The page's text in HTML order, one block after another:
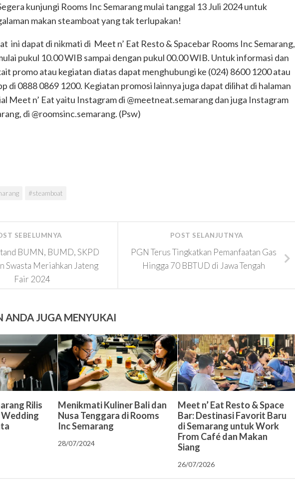
kunjungi Rooms Inc Semarang mulai tanggal 13 Juli 2024 untuk
makan steamboat yang tak terlupakan!
ini dapat di nikmati di Meet n’ Eat Resto & Spacebar Rooms Inc Semarang,
pukul 10.00 WIB sampai dengan pukul 00.00 WIB. Untuk informasi dan
promo atau kegiatan diatas dapat menghubungi ke (024) 8600 1200 atau
di 0888 0869 1200. Kegiatan promosi lainnya juga dapat dilihat di halaman
Meet n’ Eat yaitu Instagram di @meetneat.semarang dan juga Instagram
di @roomsinc.semarang. (Psw)
#steamboat
POST SELANJUTNYA
PGN Terus Tingkatkan Pemanfaatan Gas
Hingga 70 BBTUD di Jawa Tengah
SEBELUMNYA
BUMN, BUMD, SKPD
Swasta Meriahkan Jateng
Fair 2024
ANDA JUGA MENYUKAI
Rilis
Menikmati Kuliner Bali dan
Nusa Tenggara di Rooms
Inc Semarang
28/07/2024
Meet n’ Eat Resto & Space
Bar: Destinasi Favorit Baru
di Semarang untuk Work
From Café dan Makan
Siang
26/07/2026